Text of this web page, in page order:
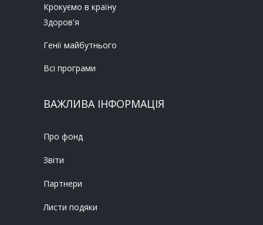
Крокуємо в країну
Здоров'я
Генії майбутнього
Всі програми
ВАЖЛИВА ІНФОРМАЦІЯ
Про фонд
Звіти
Партнери
Листи подяки